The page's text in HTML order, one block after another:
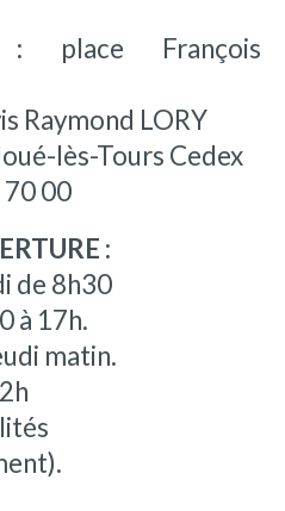
: place François
Raymond LORY
lès-Tours Cedex
70 00
:
de 8h30
à 17h.
matin.